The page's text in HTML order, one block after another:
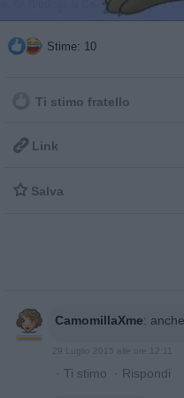
Stime: 10
Ti stimo fratello
 Link
 Salva
CamomillaXme:
· Ti stimo · Rispondi